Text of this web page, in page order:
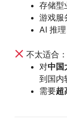
存储型
游戏服
AI 推理
不太适合：
对中国
到国内
需要超